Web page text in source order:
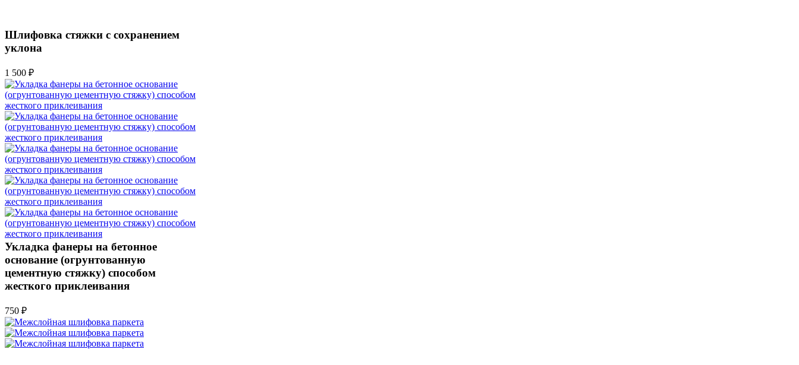
Шлифовка стяжки с сохранением
уклона
1 500 ₽
Укладка фанеры на бетонное
основание (огрунтованную
цементную стяжку) способом
жесткого приклеивания
750 ₽